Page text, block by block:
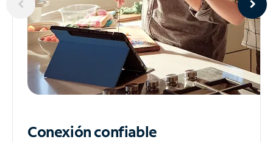
Conexión confiable